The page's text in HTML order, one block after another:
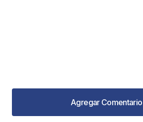
Agregar Comentario
Agregar Comentario